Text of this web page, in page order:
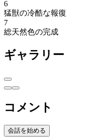
6
猛獣の冷酷な報復
7
総天然色の完成
ギャラリー
コメント
会話を始める